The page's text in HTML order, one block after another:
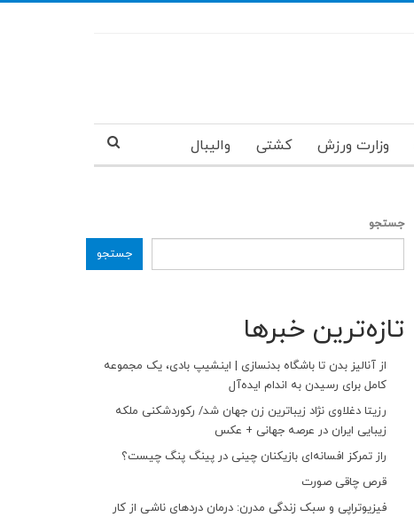
وزارت ورزش کشتی والیبال
جستجو
جستجو
تازه‌ترین خبرها
از آنالیز بدن تا باشگاه بدنسازی | اینشیپ بادی، یک مجموعه
کامل برای رسیدن به اندام ایده‌آل
رزیتا دغلاوی نژاد زیباترین زن جهان شد/ رکوردشکنی ملکه
زیبایی ایران در عرصه جهانی + عکس
راز تمرکز افسانه‌ای بازیکنان چینی در پینگ پنگ چیست؟
قرص چاقی صورت
فیزیوتراپی و سبک زندگی مدرن: درمان دردهای ناشی از کار